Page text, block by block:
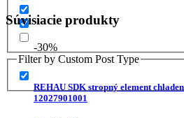
Filter by Custom Post Type
Súvisiacie produkty
-30%
REHAU SDK stropný element
12027901001